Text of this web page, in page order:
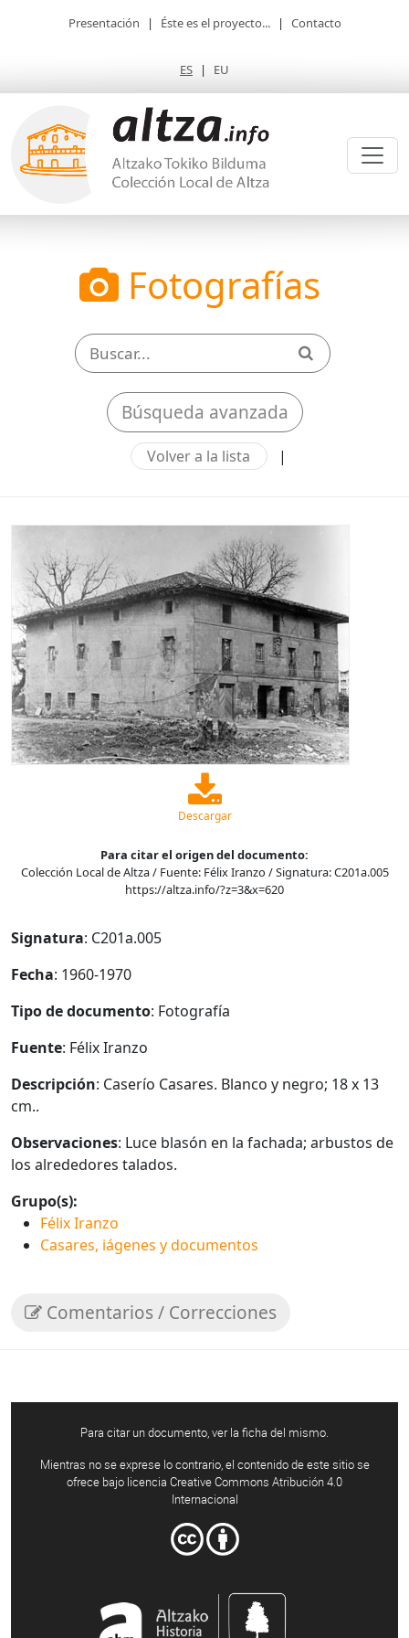
Presentación | Éste es el proyecto... | Contacto
ES | EU
Fotografías
Búsqueda avanzada
Volver a la lista |
Descargar
Para citar el origen del documento:
Colección Local de Altza / Fuente: Félix Iranzo / Signatura: C201a.005
https://altza.info/?z=3&x=620
Signatura: C201a.005
Fecha: 1960-1970
Tipo de documento: Fotografía
Fuente: Félix Iranzo
Descripción: Caserío Casares. Blanco y negro; 18 x 13
cm..
Observaciones: Luce blasón en la fachada; arbustos de
los alrededores talados.
Grupo(s):
Félix Iranzo
Casares, iágenes y documentos
Comentarios / Correcciones
Para citar un documento, ver la ficha del mismo.
Mientras no se exprese lo contrario, el contenido de este sitio se
ofrece bajo licencia Creative Commons Atribución 4.0
Internacional